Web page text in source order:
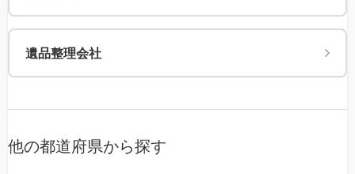
遺品整理会社
他の都道府県から探す